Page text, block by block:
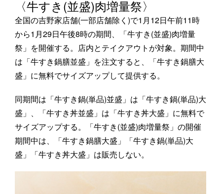
〈牛すき(並盛)肉増量祭〉
全国の吉野家店舗(一部店舗除く)で1月12日午前11時
から1月29日午後8時の期間、「牛すき(並盛)肉増量
祭」を開催する。店内とテイクアウトが対象。期間中
は「牛すき鍋膳並盛」を注文すると、「牛すき鍋膳大
盛」に無料でサイズアップして提供する。
同期間は「牛すき鍋(単品)並盛」は「牛すき鍋(単品)大
盛」、「牛すき丼並盛」は「牛すき丼大盛」に無料で
サイズアップする。「牛すき(並盛)肉増量祭」の開催
期間中は、「牛すき鍋膳大盛」「牛すき鍋(単品)大
盛」「牛すき丼大盛」は販売しない。